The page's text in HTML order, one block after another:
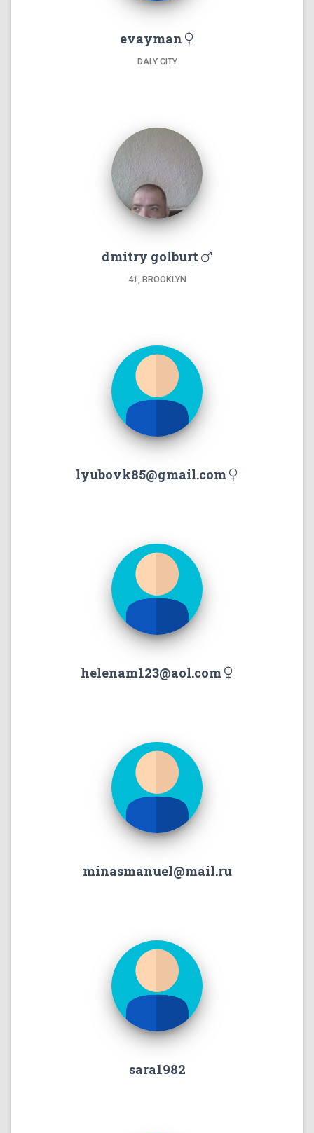
evayman
DALY CITY
dmitry golburt
41, BROOKLYN
lyubovk85@gmail.com
helenam123@aol.com
minasmanuel@mail.ru
sara1982